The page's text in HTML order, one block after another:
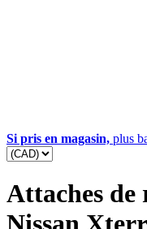
Si pris en magasin, plus
Attaches de